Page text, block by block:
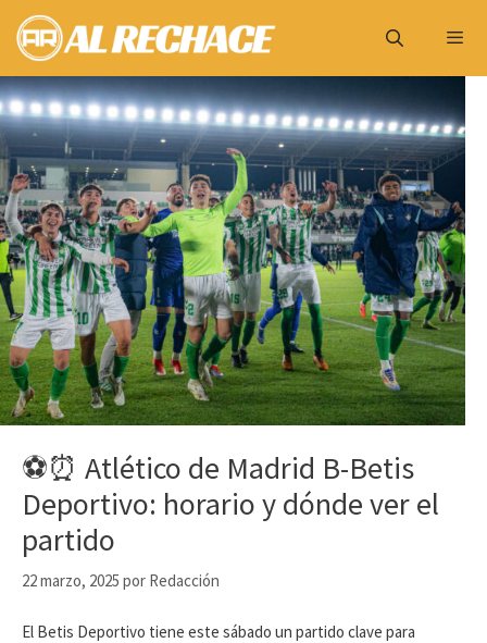
Saltar
contenido
⚽️⏰ Atlético de Madrid B-Betis
Deportivo: horario y dónde ver el
partido
22 marzo, 2025 por Redacción
El Betis Deportivo tiene este sábado un partido clave para